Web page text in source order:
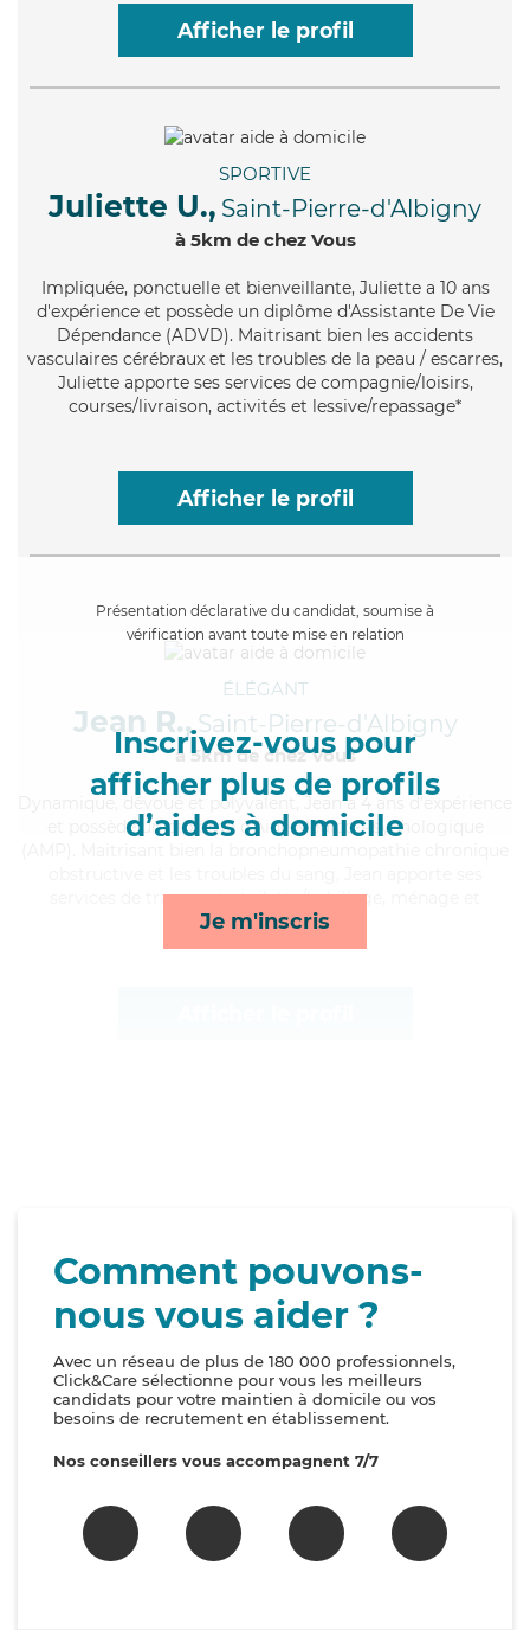
Afficher le profil
SPORTIVE
Juliette U., Saint-Pierre-d'Albigny
à 5km de chez Vous
Impliquée, ponctuelle et bienveillante, Juliette a 10 ans
d'expérience et possède un diplôme d'Assistante De Vie
Dépendance (ADVD). Maitrisant bien les accidents
vasculaires cérébraux et les troubles de la peau / escarres,
Juliette apporte ses services de compagnie/loisirs,
courses/livraison, activités et lessive/repassage*
Afficher le profil
Présentation déclarative du candidat, soumise à
vérification avant toute mise en relation
Inscrivez-vous pour
afficher plus de profils
d’aides à domicile
Je m'inscris
ÉLÉGANT
Jean R., Saint-Pierre-d'Albigny
à 5km de chez Vous
, dévoué et polyvalent, Jean a 4 ans d'expérience
et possède un diplôme d'Aide Médico-Psychologique
services de transports, toilette/habillage, ménage et
compagnie/loisirs*
Comment pouvons-
nous vous aider ?
Avec un réseau de plus de 180 000 professionnels,
Click&Care sélectionne pour vous les meilleurs
candidats pour votre maintien à domicile ou vos
besoins de recrutement en établissement.
Nos conseillers vous accompagnent 7/7